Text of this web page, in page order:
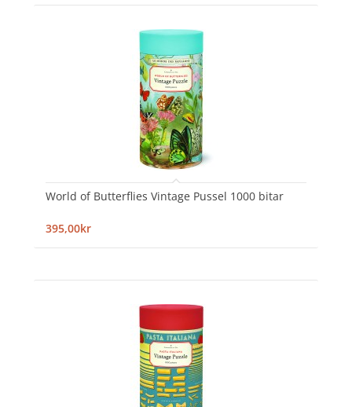
World of Butterflies Vintage Pussel 1000 bitar
395,00kr